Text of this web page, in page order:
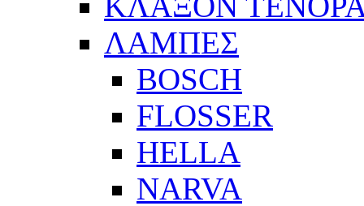
ΛΑΜΠΕΣ
BOSCH
FLOSSER
HELLA
NARVA